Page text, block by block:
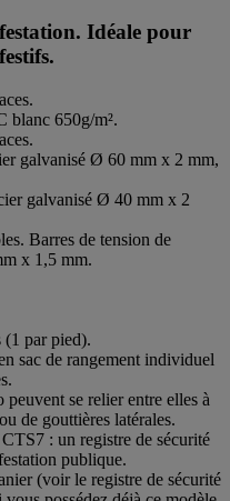
Idéale pour
blanc 650g/m².
galvanisé Ø 60 mm x 2 mm,
galvanisé Ø 40 mm x 2
Barres de tension de
x 1,5 mm.
(1 par pied).
sac de rangement individuel
se relier entre elles à
de gouttières latérales.
: un registre de sécurité
publique.
(voir le registre de sécurité